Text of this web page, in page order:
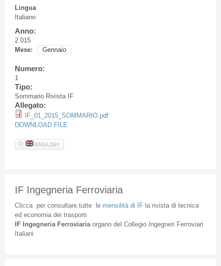
Lingua
Italiano
Anno:
2 015
Mese:
Gennaio
Numero:
1
Tipo:
Sommario Rivista IF
Allegato:
IF_01_2015_SOMMARIO.pdf
DOWNLOAD FILE
ENGLISH
IF Ingegneria Ferroviaria
Cliccaper consultare tuttele mensilità di IFla rivista di tecnica
ed economia dei trasporti
IF Ingegneria Ferroviaria organodel Collegio Ingegneri Ferroviari
Italiani